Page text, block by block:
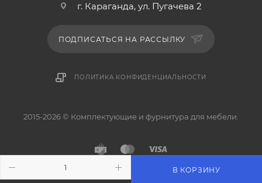
В КОРЗИНУ
г. Караганда, ул. Пугачева 2
ПОДПИСАТЬСЯ НА РАССЫЛКУ
ПОЛИТИКА КОНФИДЕНЦИАЛЬНОСТИ
2015-2026 © Комплектующие и фурнитура для мебели.